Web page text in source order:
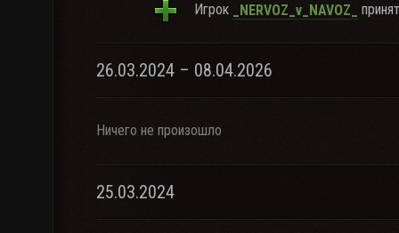
Игрок _NERVOZ_v_NAVOZ_
26.03.2024 – 08.04.2026
Ничего не произошло
25.03.2024